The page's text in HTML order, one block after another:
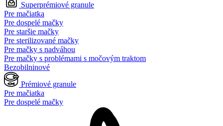
Superprémiové granule
Pre mačiatka
Pre dospelé mačky
Pre staršie mačky
Pre sterilizované mačky
Pre mačky s nadváhou
Pre mačky s problémami s močovým traktom
Bezobilninové
Prémiové granule
Pre mačiatka
Pre dospelé mačky